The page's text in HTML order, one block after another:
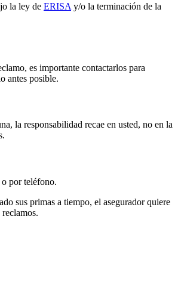
la ley de ERISA y/o la terminación de la
es importante contactarlos para
antes posible.
la responsabilidad recae en usted, no en la
por teléfono.
sus primas a tiempo, el asegurador quiere